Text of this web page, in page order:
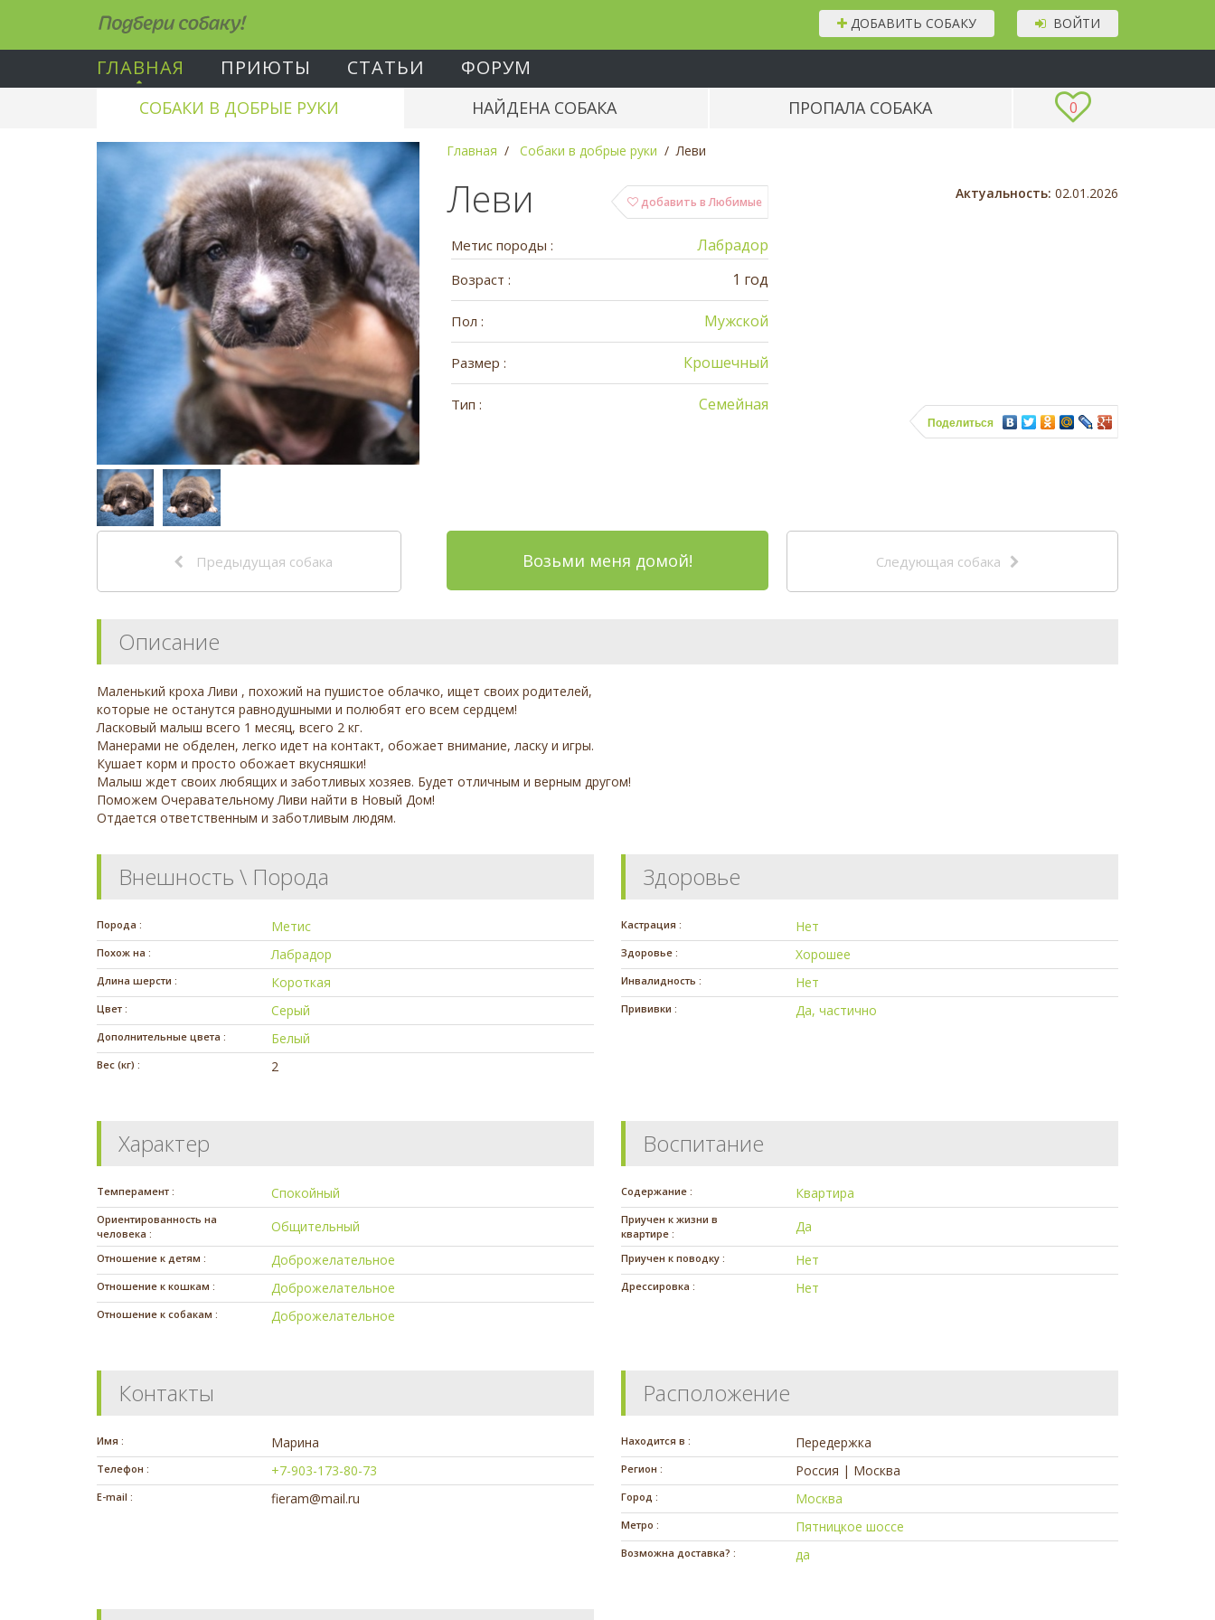
Подбери собаку! ВОЙТИ
ДОБАВИТЬ СОБАКУ
ГЛАВНАЯ ПРИЮТЫ СТАТЬИ ФОРУМ
0
СОБАКИ В ДОБРЫЕ РУКИ НАЙДЕНА СОБАКА ПРОПАЛА СОБАКА
Главная Собаки в добрые руки Леви
добавить в Любимые
Леви
Метис породы : Лабрадор
Возраст : 1 год
Пол : Мужской
Размер : Крошечный
Тип : Семейная
Актуальность: 02.01.2026
Поделиться
Предыдущая собака Возьми меня домой! Следующая собака
Описание
Маленький кроха Ливи , похожий на пушистое облачко, ищет своих родителей,
которые не останутся равнодушными и полюбят его всем сердцем!
Ласковый малыш всего 1 месяц, всего 2 кг.
Манерами не обделен, легко идет на контакт, обожает внимание, ласку и игры.
Кушает корм и просто обожает вкусняшки!
Малыш ждет своих любящих и заботливых хозяев. Будет отличным и верным другом!
Поможем Очеравательному Ливи найти в Новый Дом!
Отдается ответственным и заботливым людям.
Внешность \ Порода
Порода : Метис
Похож на : Лабрадор
Длина шерсти : Короткая
Цвет : Серый
Дополнительные цвета : Белый
Вес (кг) : 2
Здоровье
Кастрация : Нет
Здоровье : Хорошее
Инвалидность : Нет
Прививки : Да, частично
Характер
Темперамент : Спокойный
Ориентированность на
человека :
Общительный
Отношение к детям : Доброжелательное
Отношение к кошкам : Доброжелательное
Отношение к собакам : Доброжелательное
Воспитание
Содержание : Квартира
Приучен к жизни в
квартире :
Да
Приучен к поводку : Нет
Дрессировка : Нет
Контакты
Имя : Марина
Телефон : +7-903-173-80-73
E-mail : fieram@mail.ru
Расположение
Находится в : Передержка
Регион : Россия | Москва
Город : Москва
Метро : Пятницкое шоссе
Возможна доставка? : да